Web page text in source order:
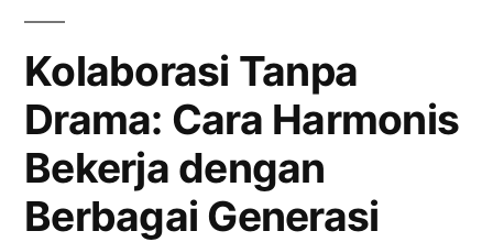
Kolaborasi Tanpa
Drama: Cara Harmonis
Bekerja dengan
Berbagai Generasi